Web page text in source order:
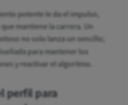
potente le da el impulso,
mantiene la carrera. Un
no solo lanza un sencillo;
para mantener los
y reactivar el algoritmo.
perfil para